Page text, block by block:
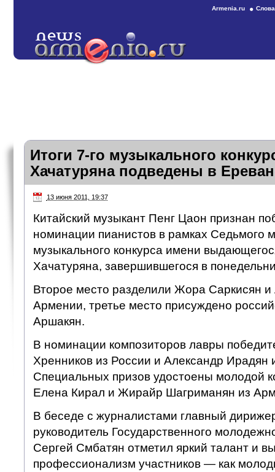
Armenia.ru
Итоги 7-го музыкального
Хачатуряна подведены в
13 июня 2011, 19:37
Китайский музыкант Пенг Цаон признан
номинации пианистов в рамках Седьмого
музыкального конкурса имени
Хачатуряна, завершившегося в
Второе место разделили Жора Саркисян и
Армении, третье место присуждено
Аршакян.
В номинации композиторов лавры
Хренников из России и Александр Ирадян
Специальных призов удостоены молодой
Елена Кирал и Жирайр Шагриманян из
В беседе с журналистами главный
руководитель Государственного
Сергей Смбатян отметил яркий талант и
профессионализм участников — как